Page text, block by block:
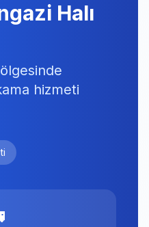
Halı
hizmeti